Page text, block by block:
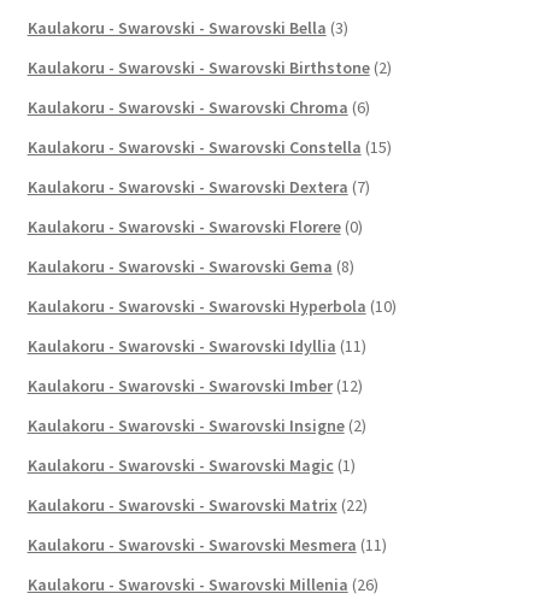
Kaulakoru - Swarovski - Swarovski Bella (3)
Kaulakoru - Swarovski - Swarovski Birthstone (2)
Kaulakoru - Swarovski - Swarovski Chroma (6)
Kaulakoru - Swarovski - Swarovski Constella (15)
Kaulakoru - Swarovski - Swarovski Dextera (7)
Kaulakoru - Swarovski - Swarovski Florere (0)
Kaulakoru - Swarovski - Swarovski Gema (8)
Kaulakoru - Swarovski - Swarovski Hyperbola (10)
Kaulakoru - Swarovski - Swarovski Idyllia (11)
Kaulakoru - Swarovski - Swarovski Imber (12)
Kaulakoru - Swarovski - Swarovski Insigne (2)
Kaulakoru - Swarovski - Swarovski Magic (1)
Kaulakoru - Swarovski - Swarovski Matrix (22)
Kaulakoru - Swarovski - Swarovski Mesmera (11)
Kaulakoru - Swarovski - Swarovski Millenia (26)